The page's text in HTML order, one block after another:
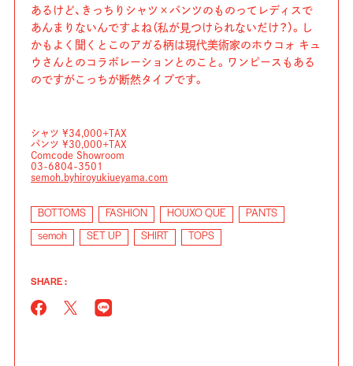
あるけど、きっちりシャツ×パンツのものってレディスで
あんまりないんですよね（私が見つけられないだけ？）。し
かもよく聞くとこのアガる柄は現代美術家のホウコォ キュ
ウさんとのコラボレーションとのこと。ワンピースもある
のですがこっちが断然タイプです。
シャツ ¥34,000+TAX
パンツ ¥30,000+TAX
Comcode Showroom
03-6804-3501
semoh.byhiroyukiueyama.com
BOTTOMS FASHION HOUXO QUE
PANTS
semoh
SET UP SHIRT TOPS
SHARE :